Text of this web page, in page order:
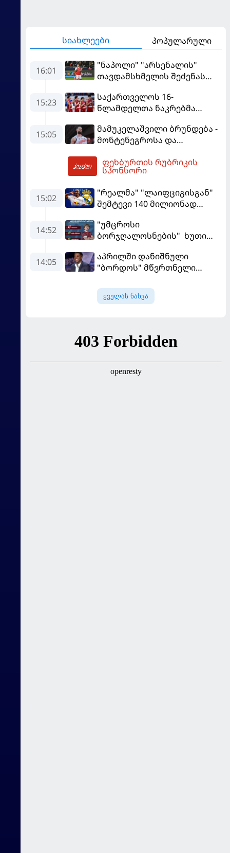
სიახლეები პოპულარული
16:01
"ნაპოლი" "არსენალის"
თავდამსხმელის შეძენას
15:23
საქართველოს 16-
წლამდელთა ნაკრებმა
მარცხით გახსნა
15:05
მამუკელაშვილი ბრუნდება -
მონტენეგროსა და
მატჩებისთვის საქართველო
მზადებას 15
ფეხბურთის რუბრიკის
სპონსორი
15:02
"რეალმა" "ლაიფციგისგან"
შემტევი 140 მილიონად
14:52
"უმცროსი
ბორჯღალოსნების" ხუთი
14:05
აპრილში დანიშნული
"ბორდოს" მწვრთნელი
ყველას ნახვა